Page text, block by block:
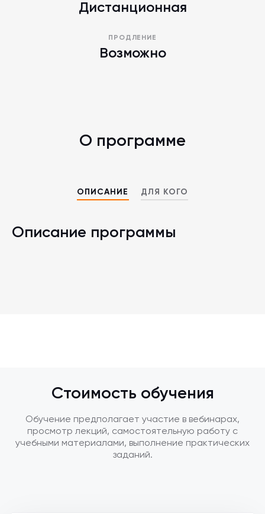
Дистанционная
ПРОДЛЕНИЕ
Возможно
О программе
ОПИСАНИЕ ДЛЯ КОГО
Описание программы
Стоимость обучения
Обучение предполагает участие в вебинарах,
просмотр лекций, самостоятельную работу с
учебными материалами, выполнение практических
заданий.